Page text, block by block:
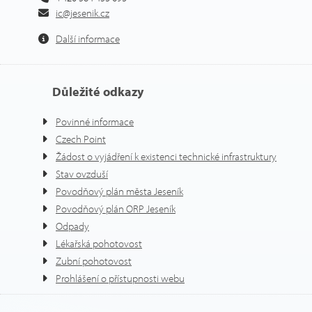
ic@jesenik.cz
Další informace
Důležité odkazy
Povinné informace
Czech Point
Žádost o vyjádření k existenci technické infrastruktury
Stav ovzduší
Povodňový plán města Jeseník
Povodňový plán ORP Jeseník
Odpady
Lékařská pohotovost
Zubní pohotovost
Prohlášení o přístupnosti webu